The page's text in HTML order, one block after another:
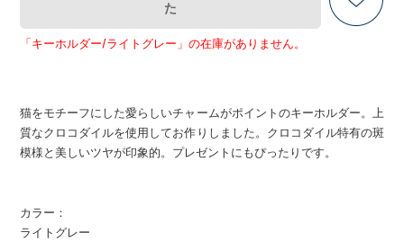
た
「キーホルダー/ライトグレー」の在庫がありません。
猫をモチーフにした愛らしいチャームがポイントのキーホルダー。上
質なクロコダイルを使用してお作りしました。クロコダイル特有の斑
模様と美しいツヤが印象的。プレゼントにもぴったりです。
カラー：
ライトグレー